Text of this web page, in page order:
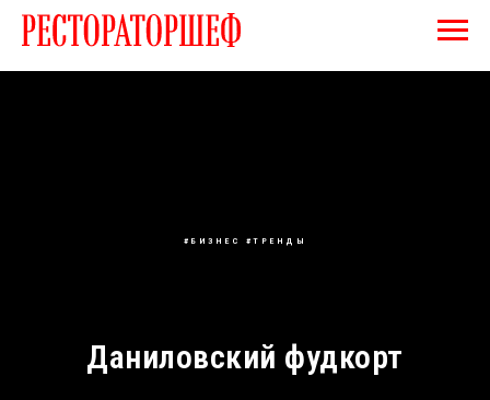
#БИЗНЕС #ТРЕНДЫ
Даниловский фудкорт